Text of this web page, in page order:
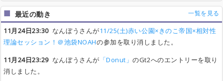
最近の動き 一覧を見る
11月24日23:30なんぼうさんが11/25(土)赤い公園×きのこ帝国×相対性
理論セッション！＠池袋NOAHの参加を取り消しました。
11月24日23:29なんぼうさんが 「Donut」のGt2へのエントリーを取り
消しました。